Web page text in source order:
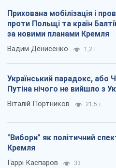
Прихована мобілізація і
проти Польщі та країн
за новими планами Кремля
Вадим Денисенко 1,2 т.
Український парадокс, або
Путіна нічого не вийшло з
Віталій Портников 21,5 т.
"Вибори" як політичний
Кремля
Гаррі Каспаров 33